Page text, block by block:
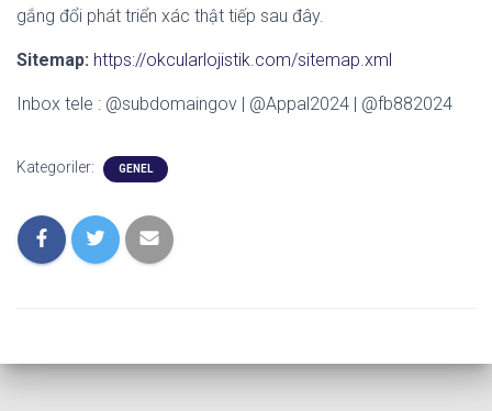
gắng đổi phát triển xác thật tiếp sau đây.
Sitemap: https://okcularlojistik.com/sitemap.xml
Inbox tele : @subdomaingov | @Appal2024 | @fb882024
Kategoriler: GENEL